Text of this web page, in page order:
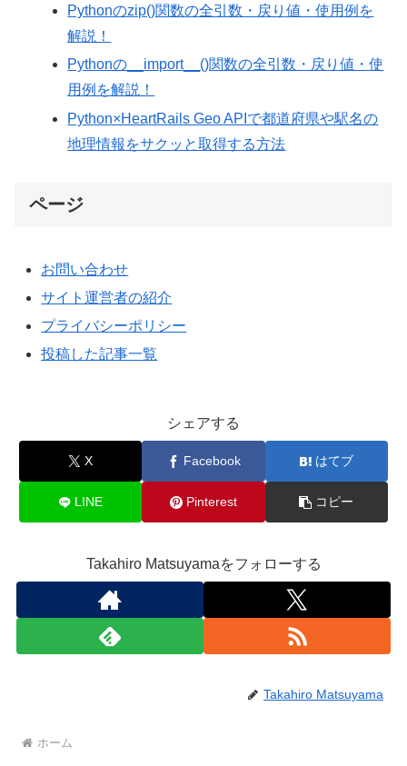
Pythonのzip()関数の全引数・戻り値・使用例を
解説！
Pythonの__import__()関数の全引数・戻り値・使
用例を解説！
Python×HeartRails Geo APIで都道府県や駅名の
地理情報をサクッと取得する方法
ページ
お問い合わせ
サイト運営者の紹介
プライバシーポリシー
投稿した記事一覧
シェアする
X Facebook はてブ
LINE Pinterest コピー
Takahiro Matsuyamaをフォローする
Takahiro Matsuyama
ホーム